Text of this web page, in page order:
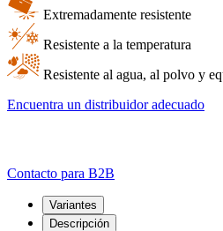
Extremadamente resistente
Resistente a la temperatura
Resistente al agua, al polvo y
Encuentra un distribuidor adecuado
Contacto para B2B
Variantes
Descripción